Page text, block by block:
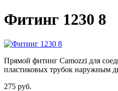
Фитинг 1230 8
Прямой фитинг Camozzi для
пластиковых трубок наружным
275 руб.